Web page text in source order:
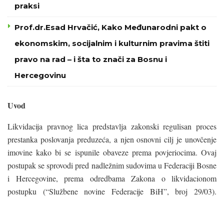
praksi
Prof.dr.Esad Hrvačić, Kako Međunarodni pakt o
ekonomskim, socijalnim i kulturnim pravima štiti
pravo na rad – i šta to znači za Bosnu i
Hercegovinu
Uvod
Likvidacija pravnog lica predstavlja zakonski regulisan proces
prestanka poslovanja preduzeća, a njen osnovni cilj je unovčenje
imovine kako bi se ispunile obaveze prema povjeriocima. Ovaj
postupak se sprovodi pred nadležnim sudovima u Federaciji Bosne
i Hercegovine, prema odredbama Zakona o likvidacionom
postupku (“Službene novine Federacije BiH”, broj 29/03).